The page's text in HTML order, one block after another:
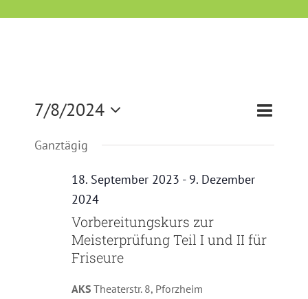
Kontakt Suche
Tag
7/8/2024
Datum
Ganztägig
18. September 2023 - 9. Dezember
2024
Vorbereitungskurs zur
Meisterprüfung Teil I und II für
Friseure
AKS Theaterstr. 8, Pforzheim